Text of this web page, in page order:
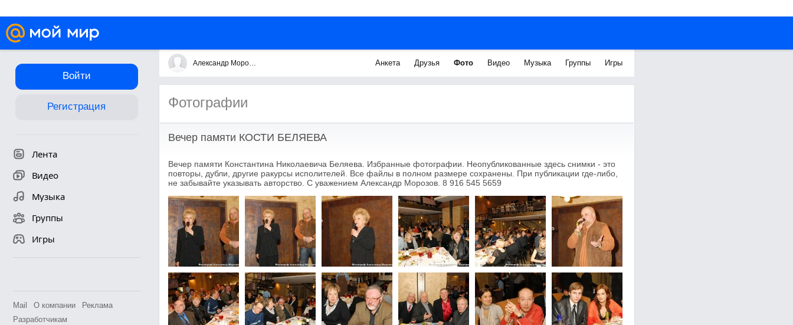
Войти
Регистрация
Лента
Видео
Музыка
Группы
Игры
Mail О компании
Реклама
Разработчикам
Александр Морозов Анкета Друзья Фото Видео Музыка Группы Игры
Фотографии
Вечер памяти КОСТИ БЕЛЯЕВА
Вечер памяти Константина Николаевича Беляева. Избранные фотографии. Неопубликованные здесь снимки - это
повторы, дубли, другие ракурсы исполителей. Все файлы в полном размере сохранены. При публикации где-либо,
не забывайте указывать авторство. С уважением Александр Морозов. 8 916 545 5659